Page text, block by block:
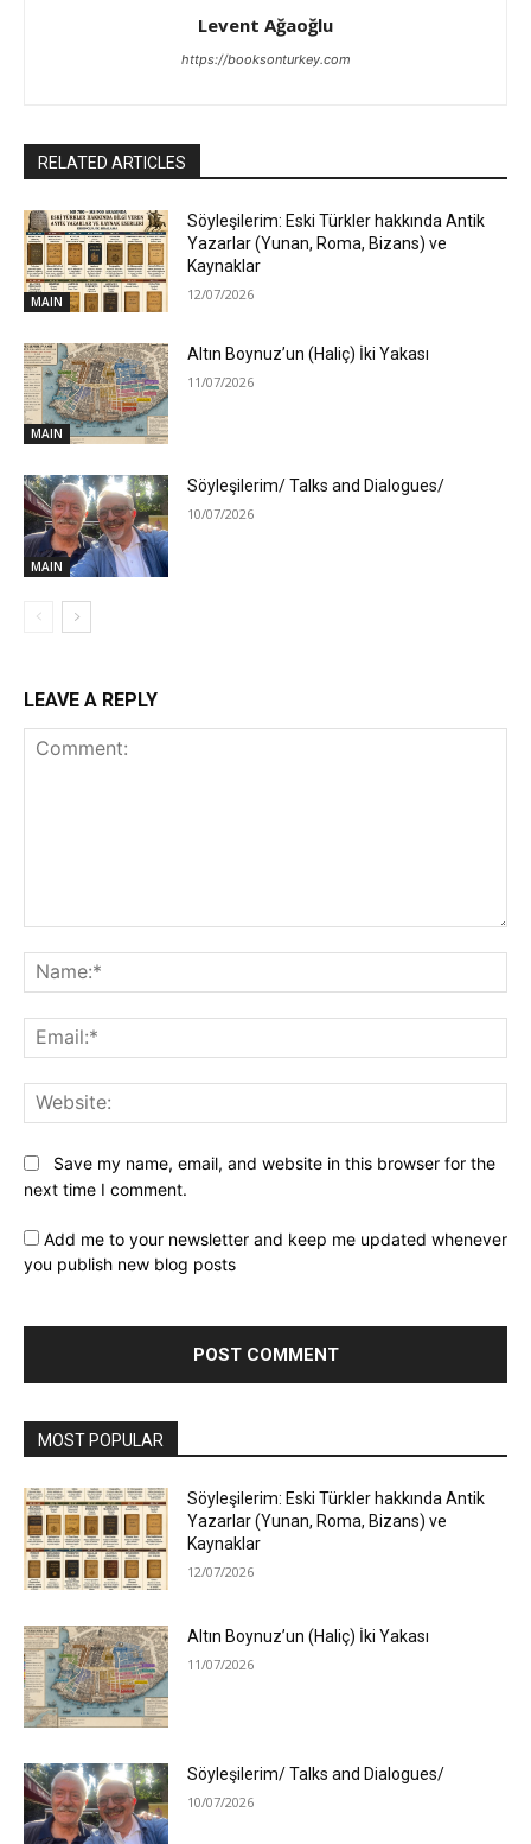
Levent Ağaoğlu
https://booksonturkey.com
RELATED ARTICLES
MAIN
Söyleşilerim: Eski Türkler hakkında Antik
Yazarlar (Yunan, Roma, Bizans) ve
Kaynaklar
12/07/2026
MAIN
Altın Boynuz’un (Haliç) İki Yakası
11/07/2026
MAIN
Söyleşilerim/ Talks and Dialogues/
10/07/2026
LEAVE A REPLY
Save my name, email, and website in this browser for the
next time I comment.
Add me to your newsletter and keep me updated whenever
you publish new blog posts
MOST POPULAR
Söyleşilerim: Eski Türkler hakkında Antik
Yazarlar (Yunan, Roma, Bizans) ve
Kaynaklar
12/07/2026
Altın Boynuz’un (Haliç) İki Yakası
11/07/2026
Söyleşilerim/ Talks and Dialogues/
10/07/2026